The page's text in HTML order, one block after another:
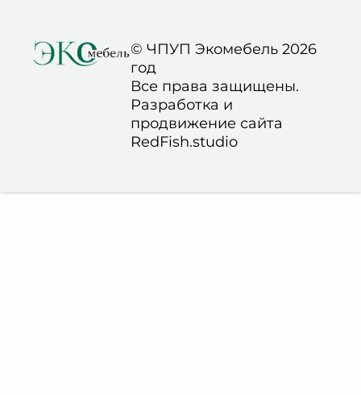
© ЧПУП Экомебель 2026
год
Все права защищены.
Разработка и
продвижение сайта
RedFish.studio